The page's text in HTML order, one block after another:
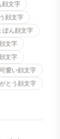
顔文字
顔文字
ぼん顔文字
文字
文字
可愛い顔文字
とう顔文字